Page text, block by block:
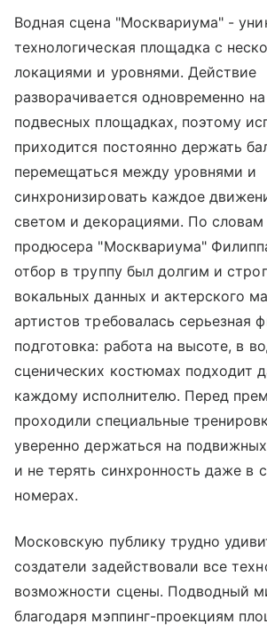
Водная сцена "Москвариума" -
технологическая площадка с
локациями и уровнями. Действие
разворачивается одновременно
подвесных площадках, поэтому
приходится постоянно держать
перемещаться между уровнями и
синхронизировать каждое
светом и декорациями. По словам
продюсера "Москвариума"
отбор в труппу был долгим и
вокальных данных и актерского
артистов требовалась серьезная
подготовка: работа на высоте, в
сценических костюмах подходит
каждому исполнителю. Перед
проходили специальные
уверенно держаться на
и не терять синхронность даже в
номерах.
Московскую публику трудно
создатели задействовали все
возможности сцены. Подводный
благодаря мэппинг-проекциям